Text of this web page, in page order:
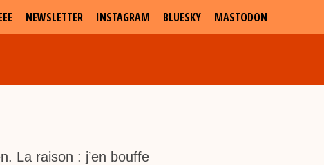
NEWSLETTER INSTAGRAM BLUESKY MASTODON
La raison : j’en bouffe